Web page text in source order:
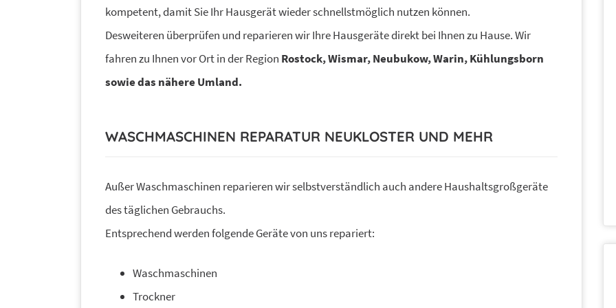
kompetent, damit Sie Ihr Hausgerät wieder schnellstmöglich nutzen können.
Desweiteren überprüfen und reparieren wir Ihre Hausgeräte direkt bei Ihnen zu Hause. Wir
fahren zu Ihnen vor Ort in der Region Rostock, Wismar, Neubukow, Warin, Kühlungsborn
sowie das nähere Umland.
WASCHMASCHINEN REPARATUR NEUKLOSTER UND MEHR
Außer Waschmaschinen reparieren wir selbstverständlich auch andere Haushaltsgroßgeräte
des täglichen Gebrauchs.
Entsprechend werden folgende Geräte von uns repariert:
Waschmaschinen
Trockner